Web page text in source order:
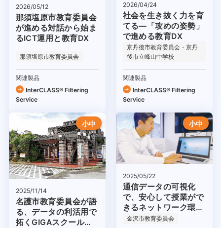
2026/05/12
那須塩原市教育委員会
が進める対話から始ま
るICT運用と教育DX
那須塩原市教育委員会
関連製品
InterCLASS®︎ Filtering
Service
2026/04/24
社会を生き抜く力を育
てる―「攻めの姿勢」
で進める教育DX
京丹後市教育委員会・京丹
後市立峰山中学校
関連製品
InterCLASS®︎ Filtering
Service
小中
2025/11/14
名護市教育委員会が語
る、データの利活用で
拓くGIGAスクール構
小中
2025/05/22
通信データの可視化
で、安心して授業がで
きるネットワーク環境
を実現
金沢市教育委員会